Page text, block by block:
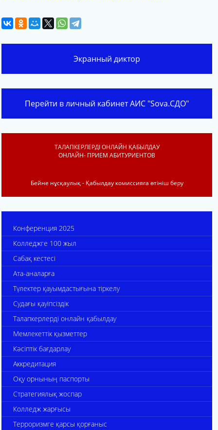
Экранный диктор
Перейти в личный кабинет АИС "Sova.СДО"
ТАЛАПКЕРЛЕРДІ ОНЛАЙН ҚАБЫЛДАУ
ОНЛАЙН- ПРИЕМ АБИТУРИЕНТОВ
Бейне нұсқаулық - Қабылдау комиссияға өтініш беру
Конференция 2025
Колледжге 100 жыл
Сабақ кестесі
Ата-аналарға
Түлектер қауымдастығына тіркелу
Судағы қауіпсіздік
Талапкерлерді онлайн қабылдау
Мемлекеттік қызметтер
Кәсіптік бағдарлау
Аккредитация
Оқу орнының паспорты
Стратегиялық жоспар
Колледж жарғысы
Терроризмге қарсы қорғаныс